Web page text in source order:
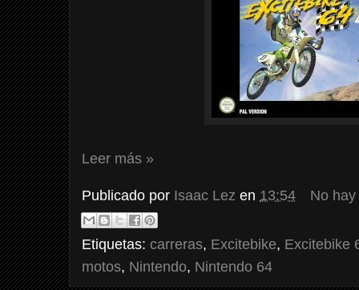
Leer más »
Publicado por Isaac Lez en 13:54 No
Etiquetas: carreras, Excitebike, Excitebike
motos, Nintendo, Nintendo 64